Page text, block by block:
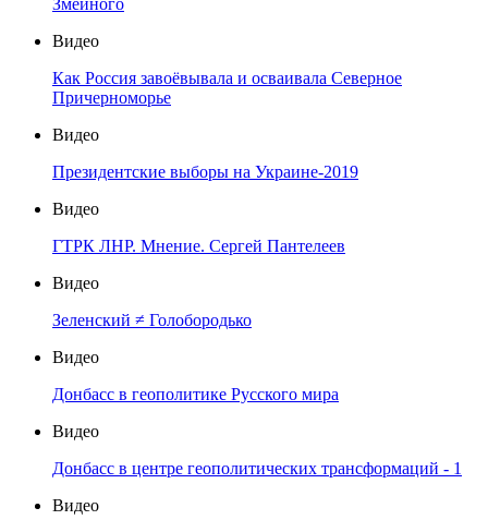
Змеиного
Видео
Как Россия завоёвывала и осваивала Северное
Причерноморье
Видео
Президентские выборы на Украине-2019
Видео
ГТРК ЛНР. Мнение. Сергей Пантелеев
Видео
Зеленский ≠ Голобородько
Видео
Донбасс в геополитике Русского мира
Видео
Донбасс в центре геополитических трансформаций - 1
Видео